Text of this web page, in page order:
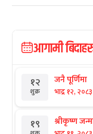
आगामी
१२
शुक्र
जनै पूर्णिमा
भाद्र १२, २०८३
१९ श्रीकृष्ण